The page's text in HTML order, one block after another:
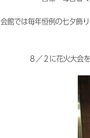
会館では毎年恒例の七夕飾
８／２に花火大会